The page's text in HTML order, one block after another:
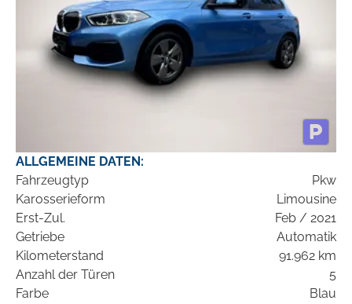
ALLGEMEINE DATEN:
Fahrzeugtyp
Pkw
Karosserieform
Limousine
Erst-Zul.
Feb / 2021
Getriebe
Automatik
Kilometerstand
91.962 km
Anzahl der Türen
5
Farbe
Blau